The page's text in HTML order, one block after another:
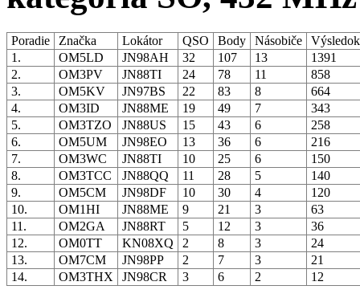
Poradie Značka Lokátor QSO Body Násobiče
1.
OM5LD JN98AH 32 107 13
1391
2.
OM3PV JN88TI 24 78 11
858
3.
OM5KV JN97BS 22 83 8
664
4.
OM3ID JN88ME 19 49 7
343
5.
OM3TZO JN88US 15 43 6
258
6.
OM5UM JN98EO 13 36 6
216
7.
OM3WC JN88TI 10 25 6
150
8.
OM3TCC JN88QQ 11 28 5
140
9.
OM5CM JN98DF 10 30 4
120
10.
OM1HI JN88ME 9 21 3
63
11.
OM2GA JN88RT 5 12 3
36
12.
OM0TT KN08XQ 2 8 3
24
13.
OM7CM JN98PP 2 7 3
21
14.
OM3THX JN98CR 3 6 2 12